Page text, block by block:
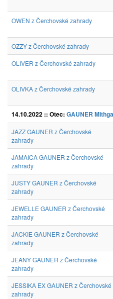
OWEN z Čerchovské zahrady
OZZY z Čerchovské zahrady
OLIVER z Čerchovské zahrady
OLIVKA z Čerchovské zahrady
14.10.2022 :: Otec: GAUNER
JAZZ GAUNER z Čerchovské
zahrady
JAMAICA GAUNER z Čerchovské
zahrady
JUSTY GAUNER z Čerchovské
zahrady
JEWELLE GAUNER z Čerchovské
zahrady
JACKIE GAUNER z Čerchovské
zahrady
JEANY GAUNER z Čerchovské
zahrady
JESSIKA EX GAUNER z Čerchovské
zahrady